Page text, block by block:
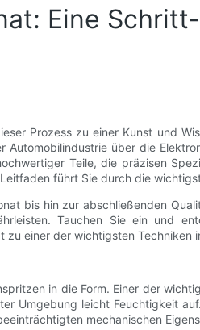
Eine
Prozess zu einer Kunst und
über die
Teile, die präzisen
führt Sie durch die
bis hin zur abschließenden
Tauchen Sie ein und
einer der wichtigsten Techniken
in die Form. Einer der
Umgebung leicht Feuchtigkeit
mechanischen